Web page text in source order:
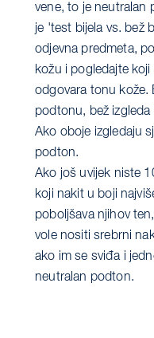
vene, to je neutralan
je 'test bijela vs. bež
odjevna predmeta,
kožu i pogledajte
odgovara tonu kože.
podtonu, bež
Ako oboje izgledaju
podton.
Ako još uvijek niste
koji nakit u boji
poboljšava njihov
vole nositi srebrni
ako im se sviđa i
neutralan podton.